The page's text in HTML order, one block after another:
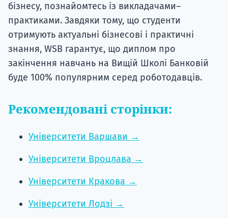
бізнесу, познайомтесь із викладачами–
практиками. Завдяки тому, що студенти
отримують актуальні бізнесові і практичні
знання, WSB гарантує, що диплом про
закінчення навчань на Вищій Школі Банковій
буде 100% популярним серед роботодавців.
Рекомендовані сторінки:
Університети Варшави →
Університети Вроцлава →
Університети Кракова →
Університети Лодзі →